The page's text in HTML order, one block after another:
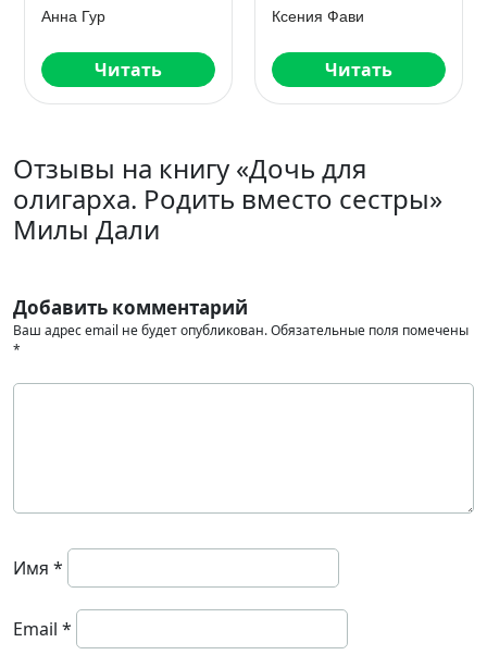
Ирина Корепанова
Читать
Мила Дали
Читать
Отзывы на книгу «Дочь для
олигарха. Родить вместо сестры»
Милы Дали
Добавить комментарий
Ваш адрес email не будет опубликован.Обязательные поля помечены
*
Имя *
Email *